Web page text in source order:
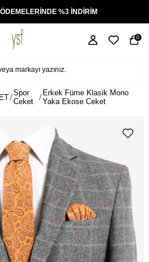
%3 İNDİRİM
0
Spor
Ceket
Erkek Füme Klasik Mono
Yaka Ekose Ceket